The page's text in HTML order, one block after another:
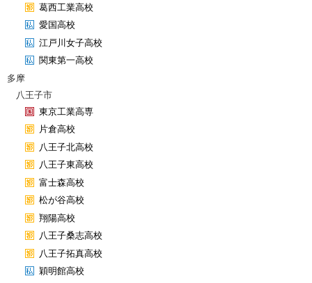
葛西工業高校
愛国高校
江戸川女子高校
関東第一高校
多摩
八王子市
東京工業高専
片倉高校
八王子北高校
八王子東高校
富士森高校
松が谷高校
翔陽高校
八王子桑志高校
八王子拓真高校
穎明館高校